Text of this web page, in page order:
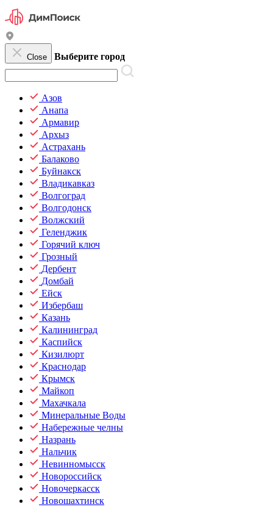
Close Выберите город
Азов
Анапа
Армавир
Архыз
Астрахань
Балаково
Буйнакск
Владикавказ
Волгоград
Волгодонск
Волжский
Геленджик
Горячий ключ
Грозный
Дербент
Домбай
Ейск
Избербаш
Казань
Калининград
Каспийск
Кизилюрт
Краснодар
Крымск
Майкоп
Махачкала
Минеральные Воды
Набережные челны
Назрань
Нальчик
Невинномысск
Новороссийск
Новочеркасск
Новошахтинск